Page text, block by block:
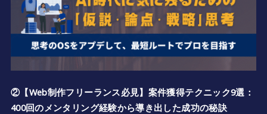
②【Web制作フリーランス必見】案件獲得テクニック9選：
400回のメンタリング経験から導き出した成功の秘訣